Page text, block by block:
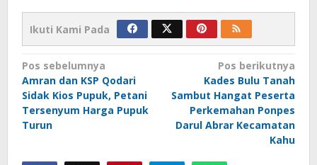
Ikuti Kami Pada
Navigasi
pos
Pos sebelumnya
Amran dan KSP Qodari
Sidak Kios Pupuk, Petani
Tersenyum Harga Pupuk
Turun
Pos berikutnya
Kades Bulu Tanah
Sambut Hangat Peserta
Perkemahan Ponpes
Darul Abrar Kecamatan
Kahu